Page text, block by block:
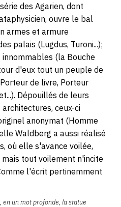
des Agarien, dont
ouvre le bal
armes et armure
palais (Lugdus, Turoni...);
(la Bouche
d'eux tout un peuple de
de livre, Porteur
Dépouillés de leurs
ceux-ci
anonymat (Homme
Waldberg a aussi réalisé
où elle s'avance voilée,
tout voilement n'incite
l'écrit pertinemment
un mot profonde, la statue